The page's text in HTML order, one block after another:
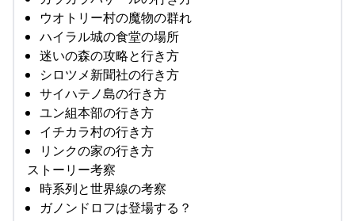
ウオトリー村の魔物の群れ
ハイラル城の食堂の場所
迷いの森の攻略と行き方
シロツメ新聞社の行き方
サイハテノ島の行き方
ユン組本部の行き方
イチカラ村の行き方
リンクの家の行き方
ストーリー考察
時系列と世界線の考察
ガノンドロフは登場する？